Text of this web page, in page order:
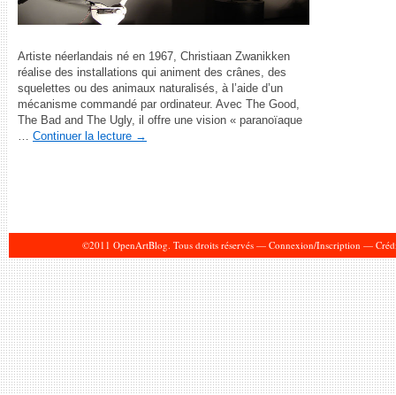
Artiste néerlandais né en 1967, Christiaan Zwanikken
réalise des installations qui animent des crânes, des
squelettes ou des animaux naturalisés, à l’aide d’un
mécanisme commandé par ordinateur. Avec The Good,
The Bad and The Ugly, il offre une vision « paranoïaque
… Continuer la lecture →
©2011 OpenArtBlog. Tous droits réservés — Connexion/Inscription —